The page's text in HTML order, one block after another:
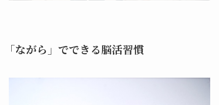
「ながら」でできる脳活習慣